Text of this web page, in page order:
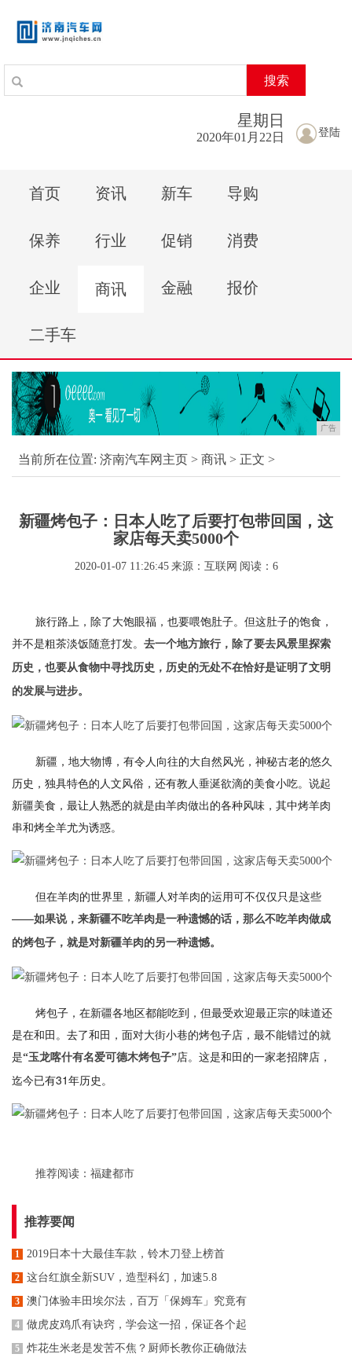
搜索
登陆
星期 日
2020年01月22日
首页 资讯 新车 导购
保养 行业 促销 消费
企业 商讯 金融 报价
二手车
广告
当前所在位置: 济南汽车网主页 > 商讯 > 正文 >
新疆烤包子：日本人吃了后要打包带回国，这
家店每天卖5000个
2020-01-07 11:26:45 来源：互联网 阅读：6
旅行路上，除了大饱眼福，也要喂饱肚子。但这肚子的饱食，
并不是粗茶淡饭随意打发。 去一个地方旅行，除了要去风景里探索
历史，也要从食物中寻找历史，历史的无处不在恰好是证明了文明
的发展与进步。
新疆，地大物博，有令人向往的大自然风光，神秘古老的悠久
历史，独具特色的人文风俗，还有教人垂涎欲滴的美食小吃。说起
新疆美食，最让人熟悉的就是由羊肉做出的各种风味，其中烤羊肉
串和烤全羊尤为诱惑。
但在羊肉的世界里，新疆人对羊肉的运用可不仅仅只是这些
——如果说，来新疆不吃羊肉是一种遗憾的话，那么不吃羊肉做成
的烤包子，就是对新疆羊肉的另一种遗憾。
烤包子，在新疆各地区都能吃到，但最受欢迎最正宗的味道还
是在和田。去了和田，面对大街小巷的烤包子店，最不能错过的就
是“玉龙喀什有名爱可德木烤包子”店。这是和田的一家老招牌店，
迄今已有31年历史。
推荐阅读： 福建都市
推荐要闻
1 2019日本十大最佳车款，铃木刀登上榜首
2 这台红旗全新SUV，造型科幻，加速5.8
3 澳门体验丰田埃尔法，百万「保姆车」究竟有
4 做虎皮鸡爪有诀窍，学会这一招，保证各个起
5 炸花生米老是发苦不焦？厨师长教你正确做法